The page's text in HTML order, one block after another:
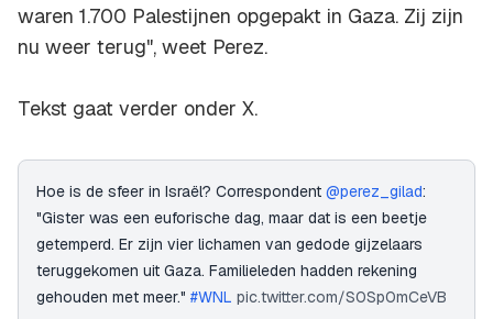
waren 1.700 Palestijnen opgepakt in Gaza. Zij zijn
nu weer terug", weet Perez.
Tekst gaat verder onder X.
Hoe is de sfeer in Israël? Correspondent @perez_gilad:
"Gister was een euforische dag, maar dat is een beetje
getemperd. Er zijn vier lichamen van gedode gijzelaars
teruggekomen uit Gaza. Familieleden hadden rekening
gehouden met meer." #WNL pic.twitter.com/S0Sp0mCeVB